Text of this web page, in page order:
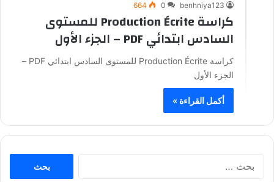
benhniya123
0
664
كراسة Production Écrite للمستوى
السادس ابتدائي PDF – الجزء الأول
كراسة Production Écrite للمستوى السادس ابتدائي PDF –
الجزء الأول
أكمل القراءة »